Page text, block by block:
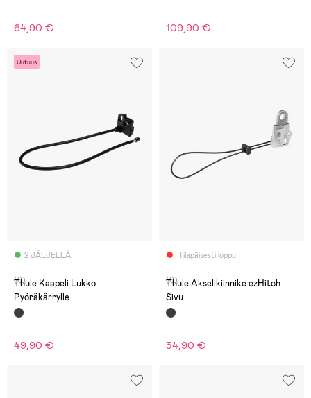
64,90 € 109,90 €
Uutuus
2 JÄLJELLÄ
(0)
Thule Kaapeli Lukko
Pyöräkärrylle
49,90 €
Tilapäisesti loppu
(0)
Thule Akselikiinnike ezHitch
Sivu
34,90 €